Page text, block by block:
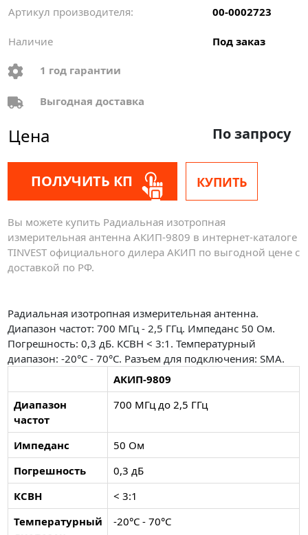
Артикул производителя: 00-0002723
Наличие Под заказ
1 год гарантии
Выгодная доставка
Цена По запросу
ПОЛУЧИТЬ КП КУПИТЬ
Вы можете купить Радиальная изотропная
измерительная антенна АКИП-9809 в интернет-каталоге
TINVEST официального дилера АКИП по выгодной цене с
доставкой по РФ.
Радиальная изотропная измерительная антенна.
Диапазон частот: 700 МГц - 2,5 ГГц. Импеданс 50 Ом.
Погрешность: 0,3 дБ. КСВН < 3:1. Температурный
диапазон: -20°С - 70°С. Разъем для подключения: SMA.
АКИП-9809
Диапазон
частот
700 МГц до 2,5 ГГц
Импеданс
50 Ом
Погрешность
0,3 дБ
КСВН
< 3:1
Температурный
-20°С - 70°С